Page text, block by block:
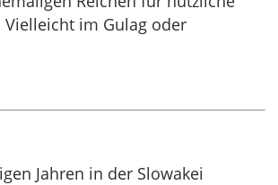
Vielleicht im Gulag oder
Jahren in der Slowakei